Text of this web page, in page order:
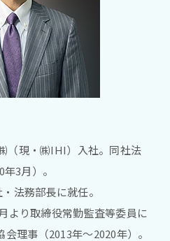
（現・㈱IHI）入社。同社法
3月）。
法務部長に就任。
より取締役常勤監査等委員に
理事（2013年～2020年）。